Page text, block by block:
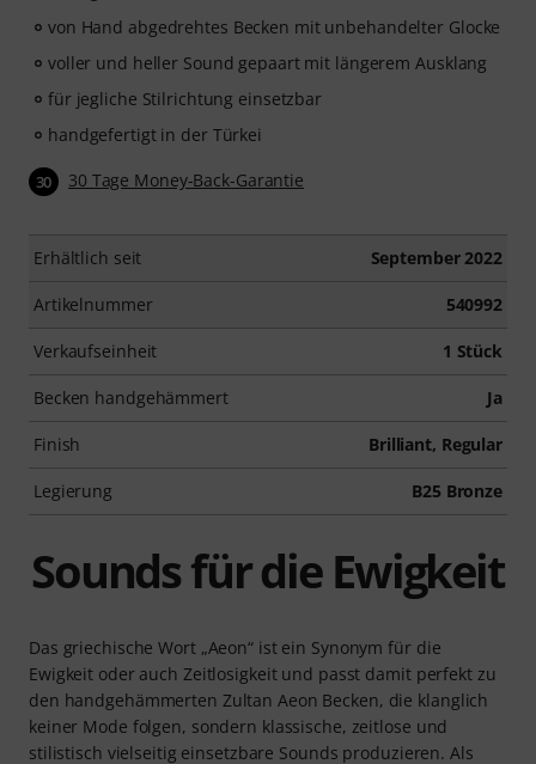
von Hand abgedrehtes Becken mit unbehandelter Glocke
voller und heller Sound gepaart mit längerem Ausklang
für jegliche Stilrichtung einsetzbar
handgefertigt in der Türkei
30 30 Tage Money-Back-Garantie
Erhältlich seit September 2022
Artikelnummer 540992
Verkaufseinheit 1 Stück
Becken handgehämmert Ja
Finish Brilliant, Regular
Legierung B25 Bronze
Sounds für die Ewigkeit
Das griechische Wort „Aeon“ ist ein Synonym für die
Ewigkeit oder auch Zeitlosigkeit und passt damit perfekt zu
den handgehämmerten Zultan Aeon Becken, die klanglich
keiner Mode folgen, sondern klassische, zeitlose und
stilistisch vielseitig einsetzbare Sounds produzieren. Als